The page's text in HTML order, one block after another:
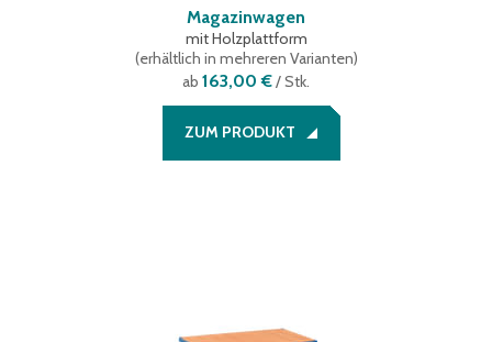
Magazinwagen
mit Holzplattform
(erhältlich in mehreren Varianten)
ab 163,00 €/ Stk.
ZUM PRODUKT